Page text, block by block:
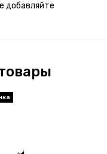
добавляйте